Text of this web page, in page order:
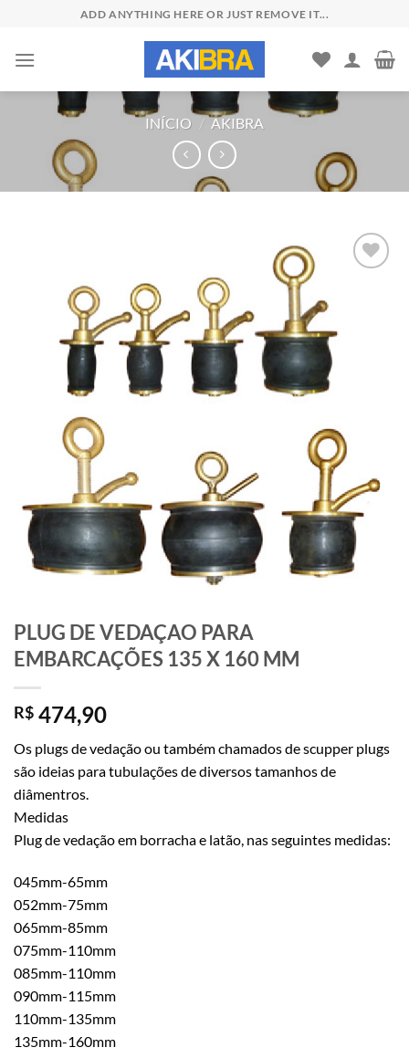
content
ADD ANYTHING HERE OR JUST REMOVE IT...
INÍCIO / AKIBRA
PLUG DE VEDAÇAO PARA
EMBARCAÇÕES 135 X 160 MM
R$ 474,90
Os plugs de vedação ou também chamados de scupper plugs
são ideias para tubulações de diversos tamanhos de
diâmentros.
Medidas
Plug de vedação em borracha e latão, nas seguintes medidas:
045mm-65mm
052mm-75mm
065mm-85mm
075mm-110mm
085mm-110mm
090mm-115mm
110mm-135mm
135mm-160mm